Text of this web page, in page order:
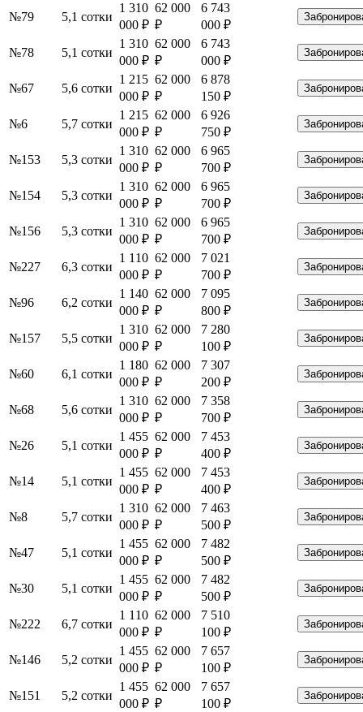
№79 5,1 сотки
1 310
000 ₽
62 000
₽
6 743
000 ₽
№78 5,1 сотки
1 310
000 ₽
62 000
₽
6 743
000 ₽
№67 5,6 сотки
1 215
000 ₽
62 000
₽
6 878
150 ₽
№6 5,7 сотки
1 215
000 ₽
62 000
₽
6 926
750 ₽
№153 5,3 сотки
1 310
000 ₽
62 000
₽
6 965
700 ₽
№154 5,3 сотки
1 310
000 ₽
62 000
₽
6 965
700 ₽
№156 5,3 сотки
1 310
000 ₽
62 000
₽
6 965
700 ₽
№227 6,3 сотки
1 110
000 ₽
62 000
₽
7 021
700 ₽
№96 6,2 сотки
1 140
000 ₽
62 000
₽
7 095
800 ₽
№157 5,5 сотки
1 310
000 ₽
62 000
₽
7 280
100 ₽
№60 6,1 сотки
1 180
000 ₽
62 000
₽
7 307
200 ₽
№68 5,6 сотки
1 310
000 ₽
62 000
₽
7 358
700 ₽
№26 5,1 сотки
1 455
000 ₽
62 000
₽
7 453
400 ₽
№14 5,1 сотки
1 455
000 ₽
62 000
₽
7 453
400 ₽
№8 5,7 сотки
1 310
000 ₽
62 000
₽
7 463
500 ₽
№47 5,1 сотки
1 455
000 ₽
62 000
₽
7 482
500 ₽
№30 5,1 сотки
1 455
000 ₽
62 000
₽
7 482
500 ₽
№222 6,7 сотки
1 110
000 ₽
62 000
₽
7 510
100 ₽
№146 5,2 сотки
1 455
000 ₽
62 000
₽
7 657
100 ₽
№151 5,2 сотки
1 455
000 ₽
62 000
₽
7 657
100 ₽